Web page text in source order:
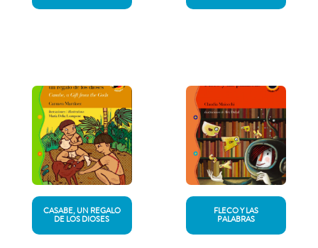
CASABE, UN REGALO
DE LOS DIOSES
FLECO Y LAS
PALABRAS